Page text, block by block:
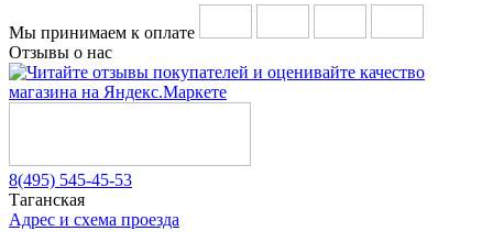
Мы принимаем к оплате
Отзывы о нас
8(495) 545-45-53
Таганская
Адрес и схема проезда